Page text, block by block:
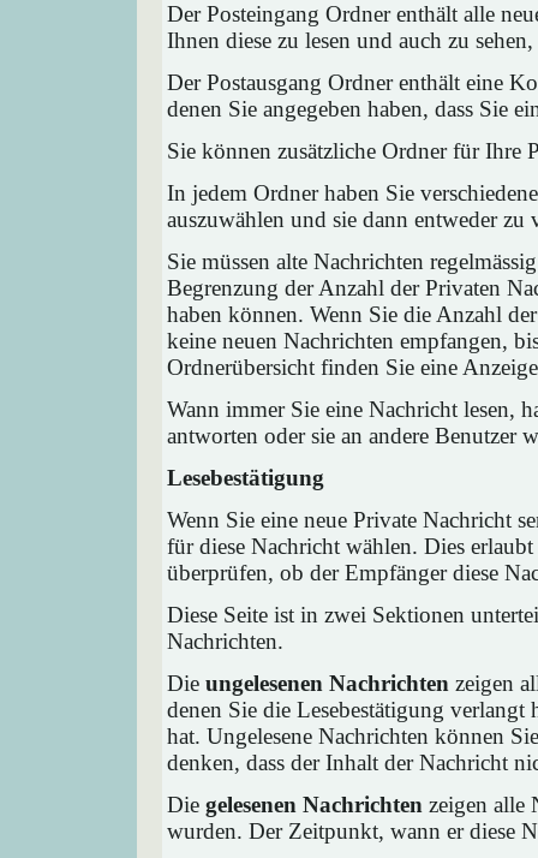
Der Posteingang Ordner enthält alle
Ihnen diese zu lesen und auch zu
Der Postausgang Ordner enthält eine
denen Sie angegeben haben, dass Sie
Sie können zusätzliche Ordner für Ihre
In jedem Ordner haben Sie
auszuwählen und sie dann entweder
Sie müssen alte Nachrichten
Begrenzung der Anzahl der Privaten
haben können. Wenn Sie die Anzahl
keine neuen Nachrichten empfangen,
Ordnerübersicht finden Sie eine
Wann immer Sie eine Nachricht lesen,
antworten oder sie an andere Benutzer
Lesebestätigung
Wenn Sie eine neue Private Nachricht
für diese Nachricht wählen. Dies
überprüfen, ob der Empfänger diese
Diese Seite ist in zwei Sektionen
Nachrichten.
Die ungelesenen Nachrichten zeigen
denen Sie die Lesebestätigung verlangt
hat. Ungelesene Nachrichten können
denken, dass der Inhalt der Nachricht
Die gelesenen Nachrichten zeigen alle
wurden. Der Zeitpunkt, wann er diese